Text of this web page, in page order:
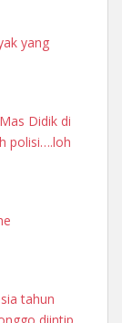
yang
Didik di
polisi….loh
tahun